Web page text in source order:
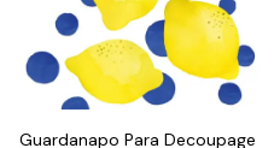
Guardanapo Para Decoupage